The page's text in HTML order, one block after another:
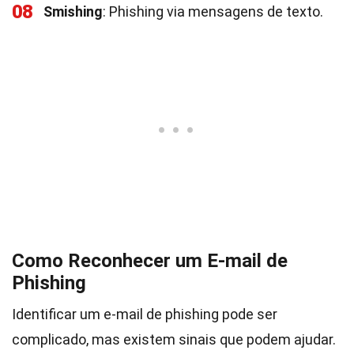
08 Smishing: Phishing via mensagens de texto.
Como Reconhecer um E-mail de
Phishing
Identificar um e-mail de phishing pode ser
complicado, mas existem sinais que podem ajudar.